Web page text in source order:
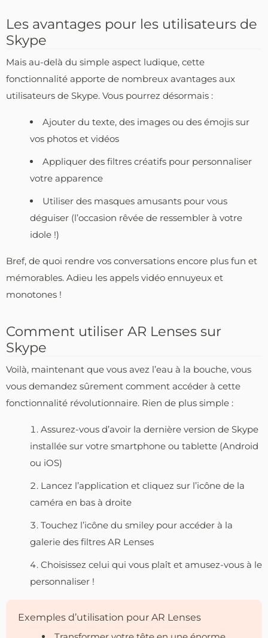
Les avantages pour les utilisateurs de
Skype
Mais au-delà du simple aspect ludique, cette
fonctionnalité apporte de nombreux avantages aux
utilisateurs de Skype. Vous pourrez désormais :
Ajouter du texte, des images ou des émojis sur
vos photos et vidéos
Appliquer des filtres créatifs pour personnaliser
votre apparence
Utiliser des masques amusants pour vous
déguiser (l’occasion rêvée de ressembler à votre
idole !)
Bref, de quoi rendre vos conversations encore plus fun et
mémorables. Adieu les appels vidéo ennuyeux et
monotones !
Comment utiliser AR Lenses sur
Skype
Voilà, maintenant que vous avez l’eau à la bouche, vous
vous demandez sûrement comment accéder à cette
fonctionnalité révolutionnaire. Rien de plus simple :
Assurez-vous d’avoir la dernière version de Skype
installée sur votre smartphone ou tablette (Android
ou iOS)
Lancez l’application et cliquez sur l’icône de la
caméra en bas à droite
Touchez l’icône du smiley pour accéder à la
galerie des filtres AR Lenses
Choisissez celui qui vous plaît et amusez-vous à le
personnaliser !
Exemples d’utilisation pour AR Lenses